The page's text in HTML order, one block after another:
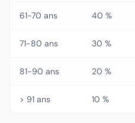
61-70 ans 40 %
71-80 ans 30 %
81-90 ans 20 %
> 91 ans 10 %